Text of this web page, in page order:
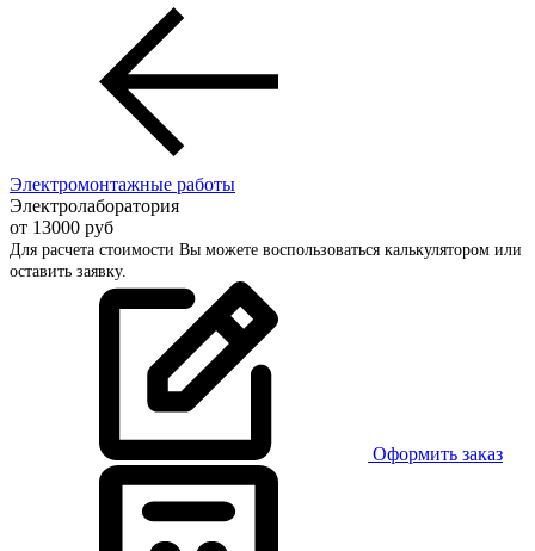
Электромонтажные работы
Электролаборатория
от 13000 руб
Для расчета стоимости Вы можете воспользоваться калькулятором или
оставить заявку.
Оформить заказ